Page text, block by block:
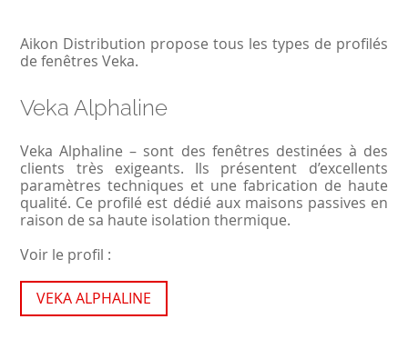
Aikon Distribution propose tous les types de profilés
de fenêtres Veka.
Veka Alphaline
Veka Alphaline – sont des fenêtres destinées à des
clients très exigeants. Ils présentent d’excellents
paramètres techniques et une fabrication de haute
qualité. Ce profilé est dédié aux maisons passives en
raison de sa haute isolation thermique.
Voir le profil :
VEKA ALPHALINE